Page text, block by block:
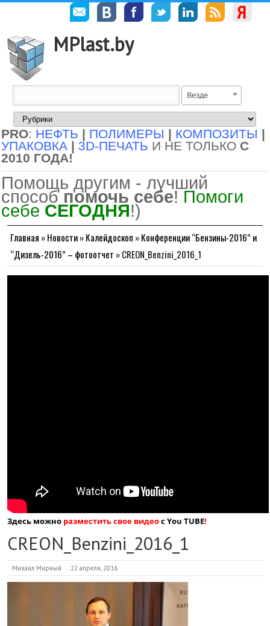
MPlast.by
Везде
PRO: НЕФТЬ | ПОЛИМЕРЫ | КОМПОЗИТЫ |
УПАКОВКА | 3D-ПЕЧАТЬ И НЕ ТОЛЬКО С
2010 ГОДА!
Помощь другим - лучший
способ помочь себе! Помоги
себе СЕГОДНЯ!)
Главная »Новости»Калейдоскоп »Конференции “Бензины-2016” и
“Дизель-2016” – фотоотчет »CREON_Benzini_2016_1
Здесь можно разместить свое видеос You TUBE!
CREON_Benzini_2016_1
Михаил Мирный 22 апреля, 2016